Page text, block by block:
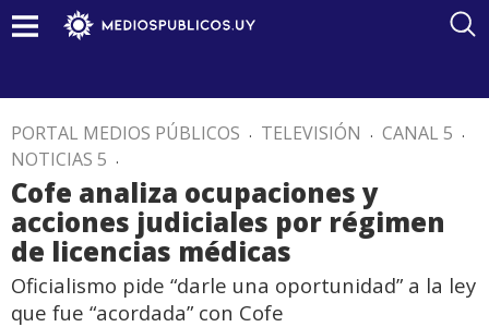
PORTAL MEDIOS PÚBLICOS . TELEVISIÓN . CANAL 5 .
NOTICIAS 5 .
Cofe analiza ocupaciones y
acciones judiciales por régimen
de licencias médicas
Oficialismo pide “darle una oportunidad” a la ley
que fue “acordada” con Cofe